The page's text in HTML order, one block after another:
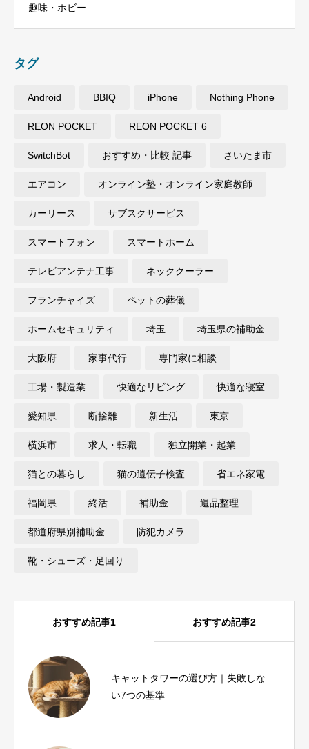
趣味・ホビー
タグ
Android BBIQ iPhone Nothing Phone
REON POCKET REON POCKET 6
SwitchBot おすすめ・比較 記事 さいたま市
エアコン オンライン塾・オンライン家庭教師
カーリース サブスクサービス
スマートフォン スマートホーム
テレビアンテナ工事 ネッククーラー
フランチャイズ ペットの葬儀
ホームセキュリティ 埼玉 埼玉県の補助金
大阪府 家事代行 専門家に相談
工場・製造業 快適なリビング 快適な寝室
愛知県 断捨離 新生活 東京
横浜市 求人・転職 独立開業・起業
猫との暮らし 猫の遺伝子検査 省エネ家電
福岡県 終活 補助金 遺品整理
都道府県別補助金 防犯カメラ
靴・シューズ・足回り
おすすめ記事1 おすすめ記事2
キャットタワーの選び方｜失敗しな
い7つの基準
種類・費用・未経験から目指す方法